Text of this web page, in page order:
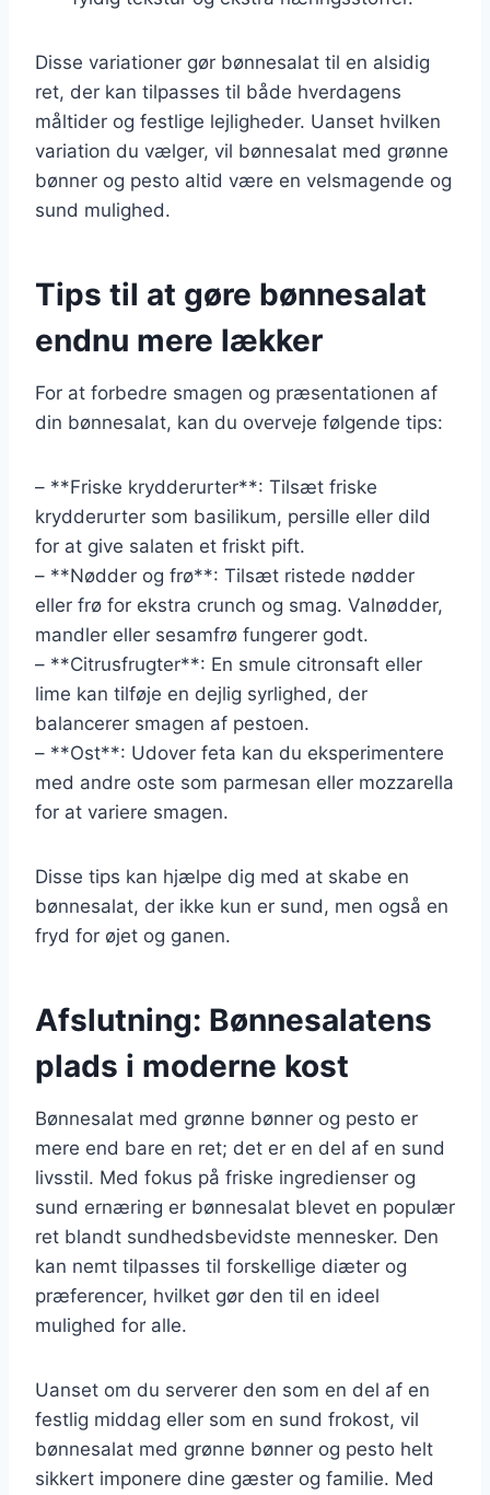
Disse variationer gør bønnesalat til en alsidig
ret, der kan tilpasses til både hverdagens
måltider og festlige lejligheder. Uanset hvilken
variation du vælger, vil bønnesalat med grønne
bønner og pesto altid være en velsmagende og
sund mulighed.
Tips til at gøre bønnesalat
endnu mere lækker
For at forbedre smagen og præsentationen af
din bønnesalat, kan du overveje følgende tips:
– **Friske krydderurter**: Tilsæt friske
krydderurter som basilikum, persille eller dild
for at give salaten et friskt pift.
– **Nødder og frø**: Tilsæt ristede nødder
eller frø for ekstra crunch og smag. Valnødder,
mandler eller sesamfrø fungerer godt.
– **Citrusfrugter**: En smule citronsaft eller
lime kan tilføje en dejlig syrlighed, der
balancerer smagen af pestoen.
– **Ost**: Udover feta kan du eksperimentere
med andre oste som parmesan eller mozzarella
for at variere smagen.
Disse tips kan hjælpe dig med at skabe en
bønnesalat, der ikke kun er sund, men også en
fryd for øjet og ganen.
Afslutning: Bønnesalatens
plads i moderne kost
Bønnesalat med grønne bønner og pesto er
mere end bare en ret; det er en del af en sund
livsstil. Med fokus på friske ingredienser og
sund ernæring er bønnesalat blevet en populær
ret blandt sundhedsbevidste mennesker. Den
kan nemt tilpasses til forskellige diæter og
præferencer, hvilket gør den til en ideel
mulighed for alle.
Uanset om du serverer den som en del af en
festlig middag eller som en sund frokost, vil
bønnesalat med grønne bønner og pesto helt
sikkert imponere dine gæster og familie. Med